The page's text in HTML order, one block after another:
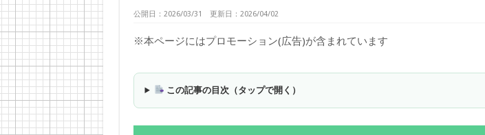
公開日：2026/03/31 更新日：2026/04/02
※本ページにはプロモーション(広告)が含まれています
この記事の目次（タップで開く）